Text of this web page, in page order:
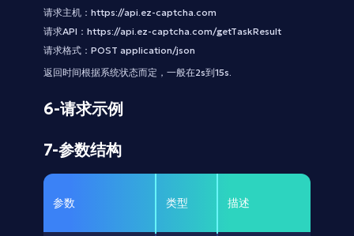
请求主机：https://api.ez-captcha.com
请求API：https://api.ez-captcha.com/getTaskResult
请求格式：POST application/json
返回时间根据系统状态而定，一般在2s到15s.
6-请求示例
7-参数结构
参数 类型 描述